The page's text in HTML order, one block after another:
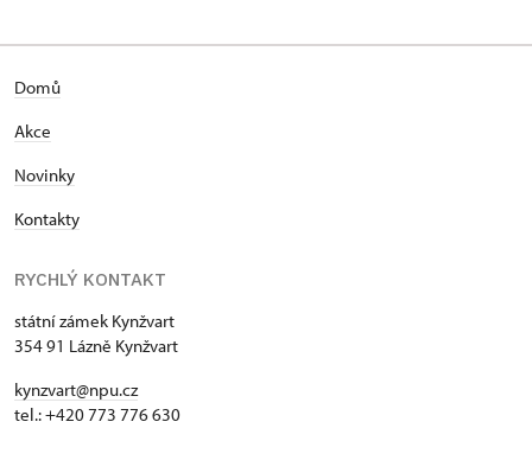
Domů
Akce
Novinky
Kontakty
RYCHLÝ KONTAKT
státní zámek Kynžvart
354 91 Lázně Kynžvart
kynzvart@npu.cz
tel.: +420 773 776 630